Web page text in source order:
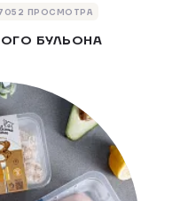
ПРОСМОТРА
БУЛЬОНА